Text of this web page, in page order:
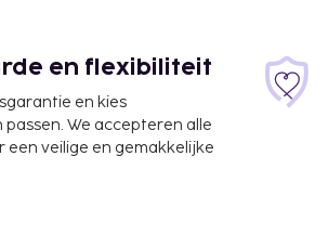
km
en flexibiliteit
en kies
We accepteren alle
veilige en gemakkelijke